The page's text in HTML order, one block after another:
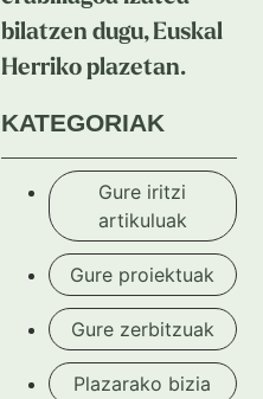
bilatzen dugu, Euskal
Herriko plazetan.
KATEGORIAK
Gure iritzi
artikuluak
Gure proiektuak
Gure zerbitzuak
Plazarako bizia